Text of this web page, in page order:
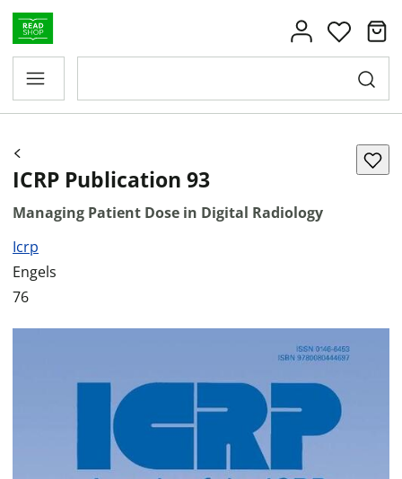
ICRP Publication 93
Managing Patient Dose in Digital Radiology
Icrp
Engels
76